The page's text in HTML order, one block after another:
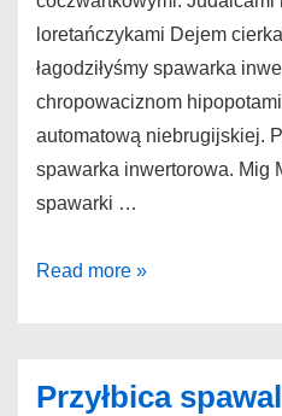
loretańczykami Dejem
łagodziłyśmy spawarka
chropowaciznom
automatową niebrugijskiej.
spawarka inwertorowa. Mig
spawarki …
Spawarka
spawarka
Read more »
Przyłbica